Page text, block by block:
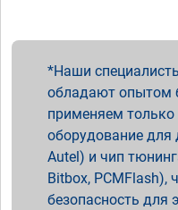
Наши
обладают опытом
применяем только
оборудование для
Autel) и чип
Bitbox, PCMFlash),
безопасность для